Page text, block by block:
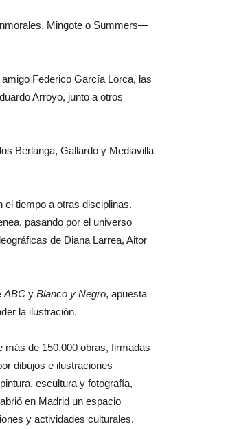
Mingote o Summers—
Federico García Lorca, las
Arroyo, junto a otros
Berlanga, Gallardo y Mediavilla
tiempo a otras disciplinas.
pasando por el universo
de Diana Larrea, Aitor
ABC y Blanco y Negro, apuesta
la ilustración.
más de 150.000 obras, firmadas
dibujos e ilustraciones
escultura y fotografía,
en Madrid un espacio
y actividades culturales.